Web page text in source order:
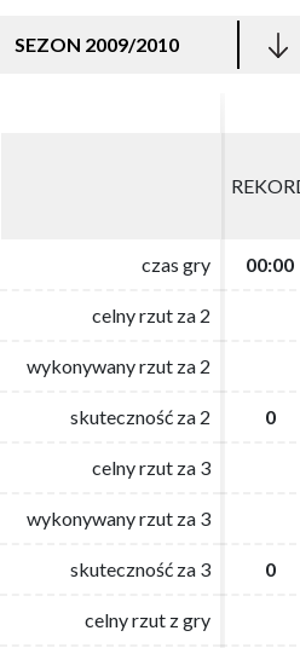
SEZON 2009/2010
czas gry 00:00
celny rzut za 2
wykonywany rzut za 2
skuteczność za 2 0
celny rzut za 3
wykonywany rzut za 3
skuteczność za 3 0
celny rzut z gry
czas gry 00:00
celny rzut za 2
wykonywany rzut za 2
skuteczność za 2 0
celny rzut za 3
wykonywany rzut za 3
skuteczność za 3 0
celny rzut z gry